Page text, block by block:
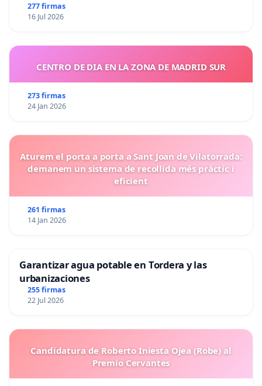
277 firmas
16 Jul 2026
CENTRO DE DIA EN LA ZONA DE MADRID SUR
273 firmas
24 Jan 2026
Aturem el porta a porta a Sant Joan de Vilatorrada:
demanem un sistema de recollida més pràctic i
eficient
261 firmas
14 Jan 2026
Garantizar agua potable en Tordera y las
urbanizaciones
255 firmas
22 Jul 2026
Candidatura de Roberto Iniesta Ojea (Robe) al
Premio Cervantes